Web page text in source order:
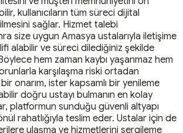
kullanıcıların tüm süreci dijital
sağlar. Hizmet talebi
size uygun Amasya ustalarıyla iletişime
alabilir ve süreci dilediğiniz şekilde
hem zaman kaybı yaşanmaz hem
karşılaşma riski ortadan
onarım, ister kapsamlı bir yenileme
doğru ustayı bulmanın en kolay
platformun sunduğu güvenli altyapı
rahatlığıyla teslim eder. Ustalar için de
ulaşma ve hizmetlerini sergileme